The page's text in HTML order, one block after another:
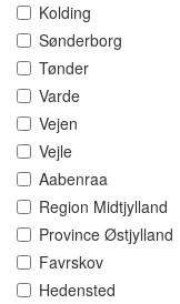
Kolding
Sønderborg
Tønder
Varde
Vejen
Vejle
Aabenraa
Region Midtjylland
Province Østjylland
Favrskov
Hedensted